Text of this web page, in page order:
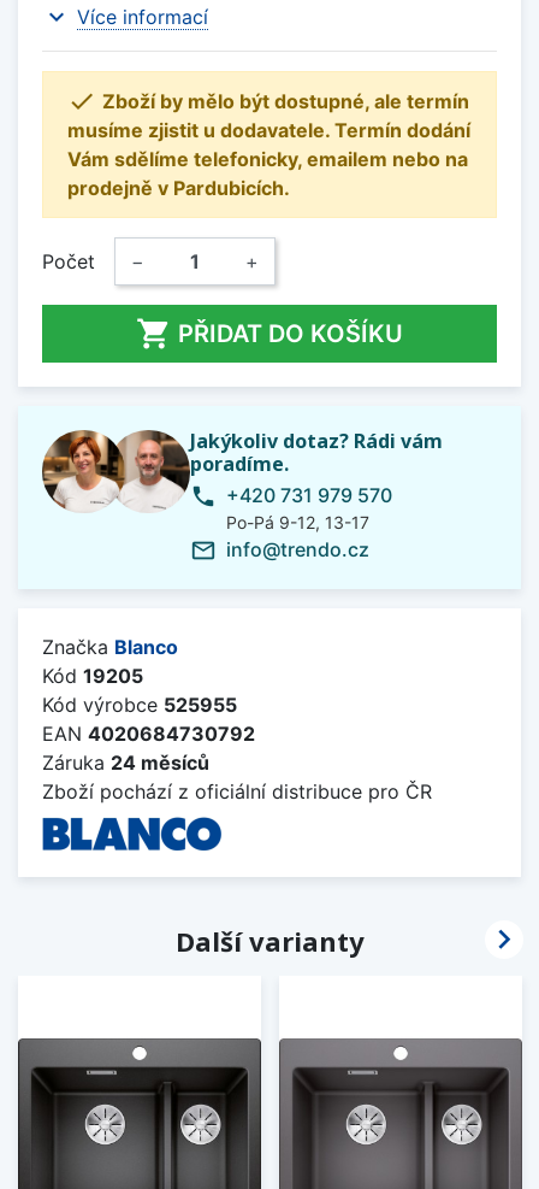
expand_more Více informací
 Zboží by mělo být dostupné, ale termín
musíme zjistit u dodavatele. Termín dodání
Vám sdělíme telefonicky, emailem nebo na
prodejně v Pardubicích.
Počet − +
 PŘIDAT DO KOŠÍKU
Jakýkoliv dotaz? Rádi vám
poradíme.
phone +420 731 979 570
Po-Pá 9-12, 13-17
mail_outline info@trendo.cz
Značka Blanco
Kód 19205
Kód výrobce 525955
EAN 4020684730792
Záruka 24 měsíců
Zboží pochází z oficiální distribuce pro ČR
Další varianty 